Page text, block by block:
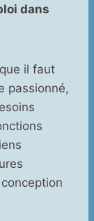
dans
il faut
passionné,